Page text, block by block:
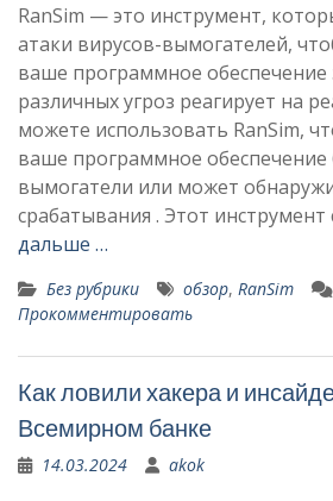
RanSim — это инструмент,
атаки вирусов-вымогателей,
ваше программное
различных угроз реагирует на
можете использовать RanSim,
ваше программное обеспечение
вымогатели или может
срабатывания . Этот инструмент
дальше …
Без рубрики обзор, RanSim
Прокомментировать
Как ловили хакера и
Всемирном банке
14.03.2024 akok